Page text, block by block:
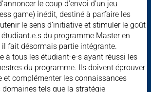
le coup d’envoi d’un jeu
game) inédit, destiné à parfaire les
le sens d’initiative et stimuler le goût
étudiant.e.s du programme Master en
fait désormais partie intégrante.
à tous les étudiant-e-s ayant réussi les
du programme. Ils doivent éprouver
et complémenter les connaissances
tels que la stratégie